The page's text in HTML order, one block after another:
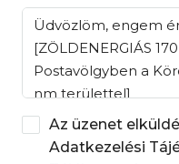
Az üzenet
Adatkezelési